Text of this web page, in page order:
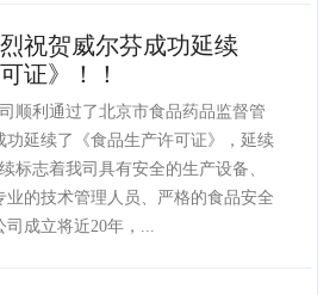
祝贺威尔芬成功延续
证》！！
顺利通过了北京市食品药品监督管
功延续了《食品生产许可证》，延续
标志着我司具有安全的生产设备、
业的技术管理人员、严格的食品安全
成立将近20年，...